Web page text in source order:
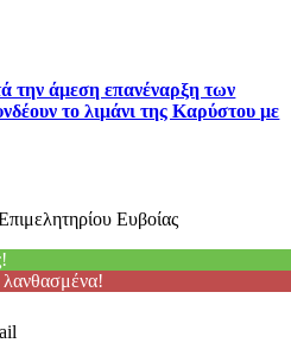
την άμεση επανέναρξη των
το λιμάνι της Καρύστου με
Ευβοίας
λανθασμένα!